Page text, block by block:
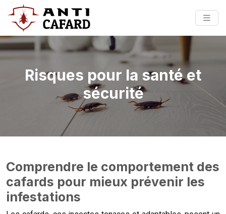
Risques pour la santé et
sécurité
Comprendre le comportement des
cafards pour mieux prévenir les
infestations